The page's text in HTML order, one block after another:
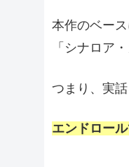
本作のベー
「シナロア
つまり、実
エンドロー